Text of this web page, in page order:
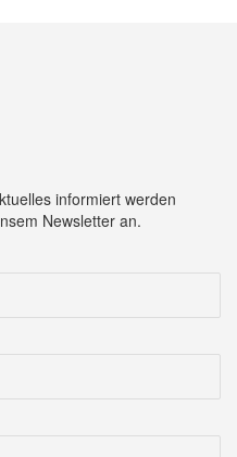
informiert werden
Newsletter an.